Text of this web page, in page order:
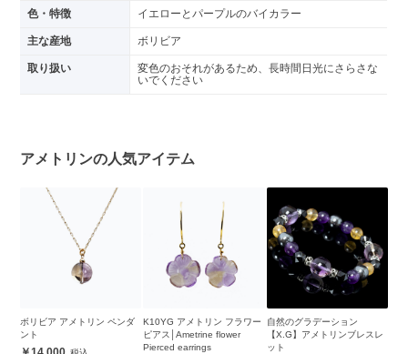
色・特徴 イエローとパープルのバイカラー
主な産地 ボリビア
取り扱い
変色のおそれがあるため、長時間日光にさらさな
いでください
アメトリンの人気アイテム
ボリビア アメトリン ペンダ
ント
K10YG アメトリン フラワー
ピアス│Ametrine flower
Pierced earrings
自然のグラデーション
【X.G】アメトリンブレスレ
ット